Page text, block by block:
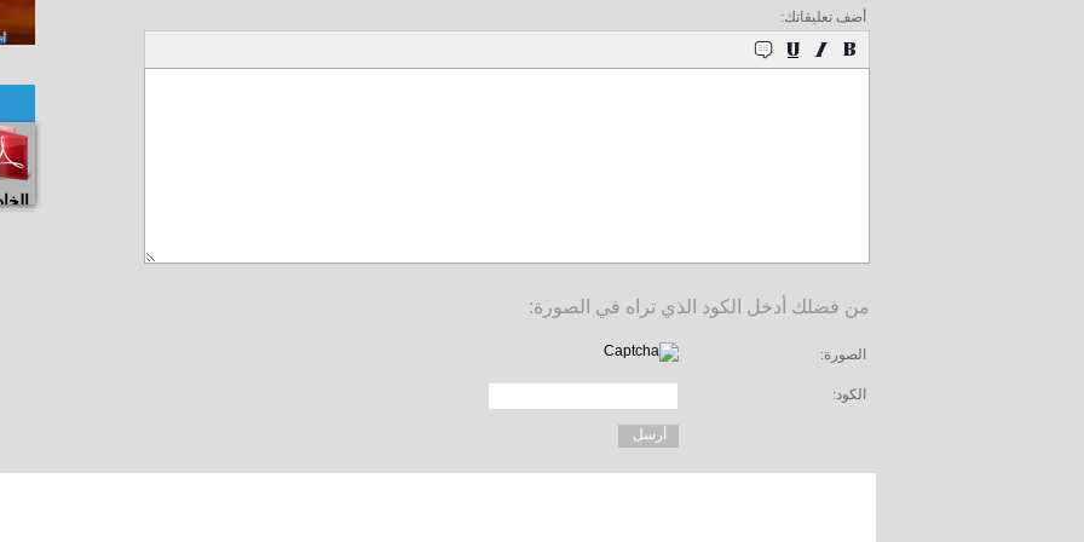
أضف تعليقاتك:
من فضلك أدخل الكود الذي تراه في الصورة:
الصورة:
الكود: